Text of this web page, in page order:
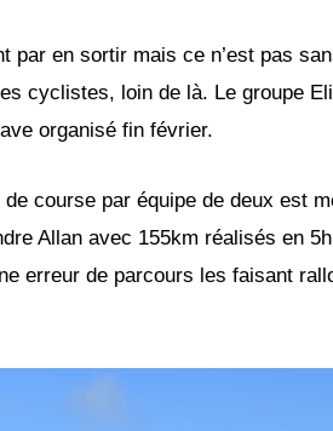
par en sortir mais ce n’est pas
cyclistes, loin de là. Le groupe
organisé fin février.
course par équipe de deux est
Allan avec 155km réalisés en
erreur de parcours les faisant